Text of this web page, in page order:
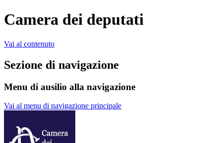
Camera dei deputati
Vai al contenuto
Sezione di navigazione
Menu di ausilio alla navigazione
Vai al menu di navigazione principale